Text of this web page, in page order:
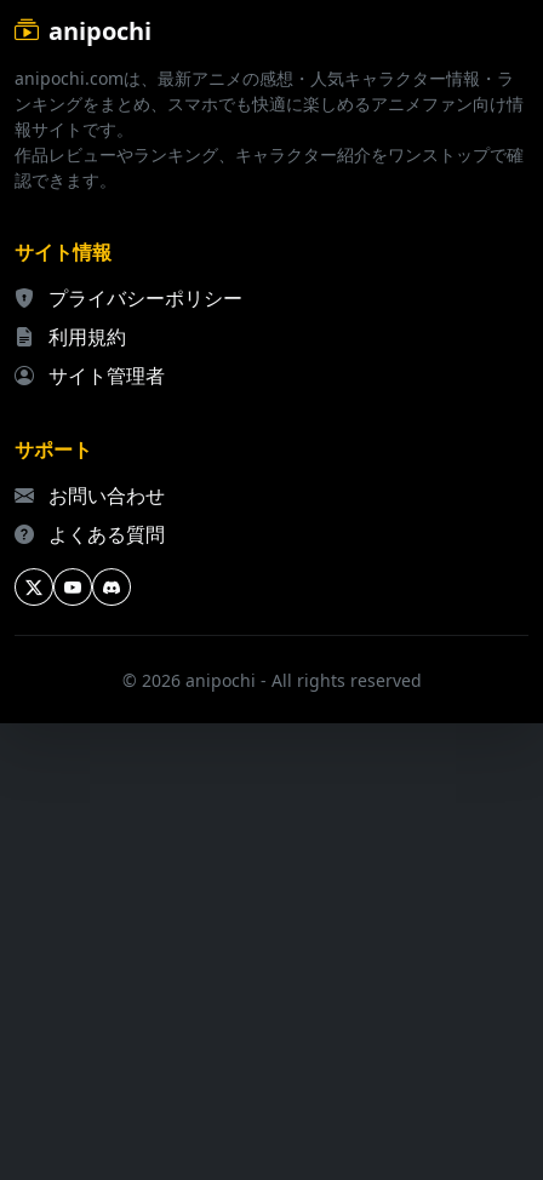
anipochi
anipochi.comは、最新アニメの感想・人気キャラクター情報・ラ
ンキングをまとめ、スマホでも快適に楽しめるアニメファン向け情
報サイトです。
作品レビューやランキング、キャラクター紹介をワンストップで確
認できます。
サイト情報
プライバシーポリシー
利用規約
サイト管理者
サポート
お問い合わせ
よくある質問
© 2026 anipochi - All rights reserved